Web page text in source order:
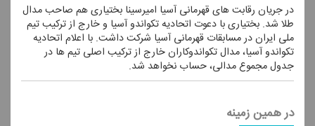
در جریان رقابت های قهرمانی آسیا امیرسینا بختیاری هم صاحب مدال
طلا شد. بختیاری با دعوت اتحادیه تكواندو آسیا و خارج از تركیب تیم
ملی ایران در مسابقات قهرمانی آسیا شركت داشت. با اعلام اتحادیه
تكواندو آسیا، مدال تكواندوكاران خارج از تركیب اصلی تیم ها در
جدول مجموع مدالی، حساب نخواهد شد.
در همین زمینه